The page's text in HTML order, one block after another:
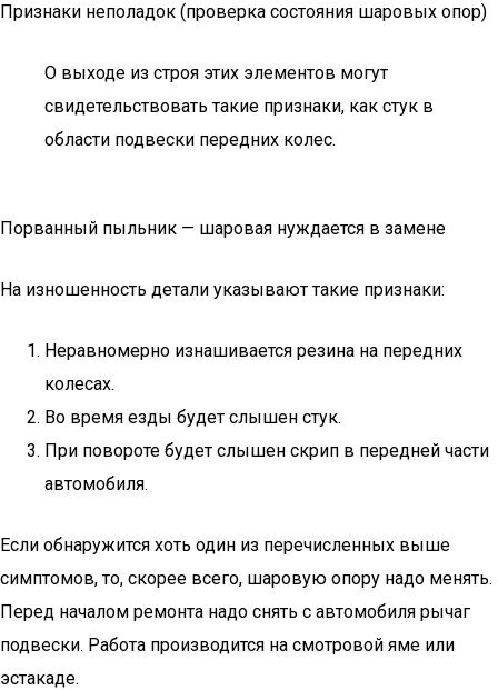
Признаки неполадок (проверка состояния шаровых опор)
О выходе из строя этих элементов могут
свидетельствовать такие признаки, как стук в
области подвески передних колес.
Порванный пыльник — шаровая нуждается в замене
На изношенность детали указывают такие признаки:
Неравномерно изнашивается резина на передних
колесах.
Во время езды будет слышен стук.
При повороте будет слышен скрип в передней части
автомобиля.
Если обнаружится хоть один из перечисленных выше
симптомов, то, скорее всего, шаровую опору надо менять.
Перед началом ремонта надо снять с автомобиля рычаг
подвески. Работа производится на смотровой яме или
эстакаде.